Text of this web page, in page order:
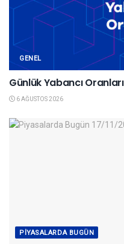
GENEL
Günlük Yabancı
6 AĞUSTOS 2026
PIYASALARDA BUGÜN